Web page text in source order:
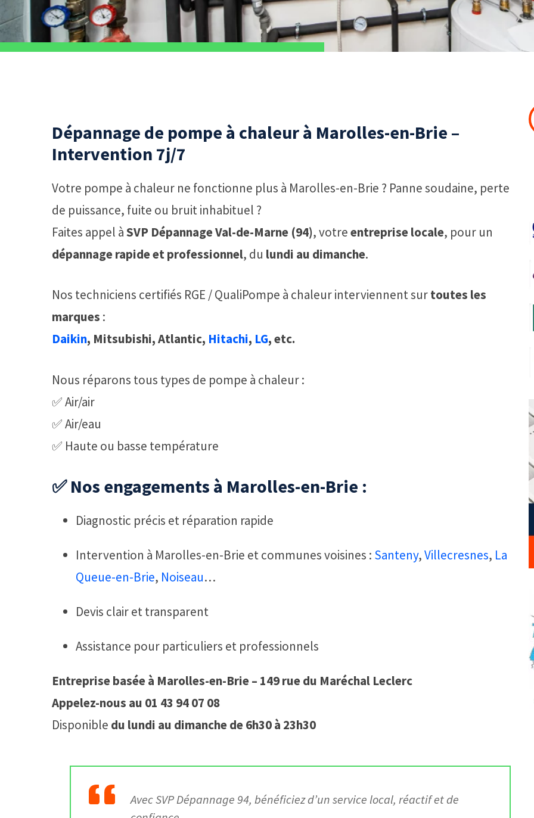
Dépannage de pompe à chaleur à Marolles-en-Brie –
Intervention 7j/7
Votre pompe à chaleur ne fonctionne plus à Marolles-en-Brie ? Panne soudaine, perte
de puissance, fuite ou bruit inhabituel ?
Faites appel àSVP Dépannage Val-de-Marne (94), votreentreprise locale, pour un
dépannage rapide et professionnel, du lundi au dimanche.
Nos techniciens certifiés RGE / QualiPompe à chaleur interviennent surtoutes les
marques :
Daikin, Mitsubishi, Atlantic, Hitachi, LG, etc.
Nous réparons tous types de pompe à chaleur :
✅ Air/air
✅ Air/eau
✅ Haute ou basse température
✅ Nos engagements à Marolles-en-Brie :
Diagnostic précis et réparation rapide
Intervention à Marolles-en-Brie et communes voisines : Santeny,Villecresnes, La
Queue-en-Brie, Noiseau…
Devis clair et transparent
Assistance pour particuliers et professionnels
Entreprise basée à Marolles-en-Brie – 149 rue du Maréchal Leclerc
Appelez-nous au 01 43 94 07 08
Disponible du lundi au dimanche de 6h30 à 23h30
AvecSVP Dépannage 94, bénéficiez d’un service local, réactif et de